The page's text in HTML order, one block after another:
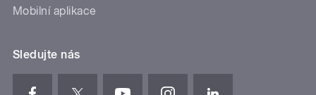
Mobilní aplikace
Sledujte nás